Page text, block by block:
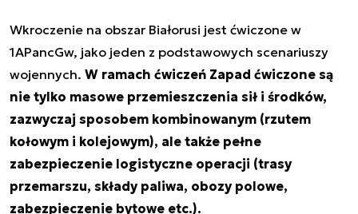
Wkroczenie na obszar Białorusi jest ćwiczone w
1APancGw, jako jeden z podstawowych scenariuszy
wojennych. W ramach ćwiczeń Zapad ćwiczone są
nie tylko masowe przemieszczenia sił i środków,
zazwyczaj sposobem kombinowanym (rzutem
kołowym i kolejowym), ale także pełne
zabezpieczenie logistyczne operacji (trasy
przemarszu, składy paliwa, obozy polowe,
zabezpieczenie bytowe etc.).